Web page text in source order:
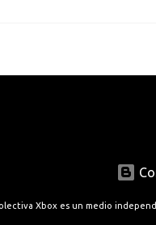
Xbox es un medio